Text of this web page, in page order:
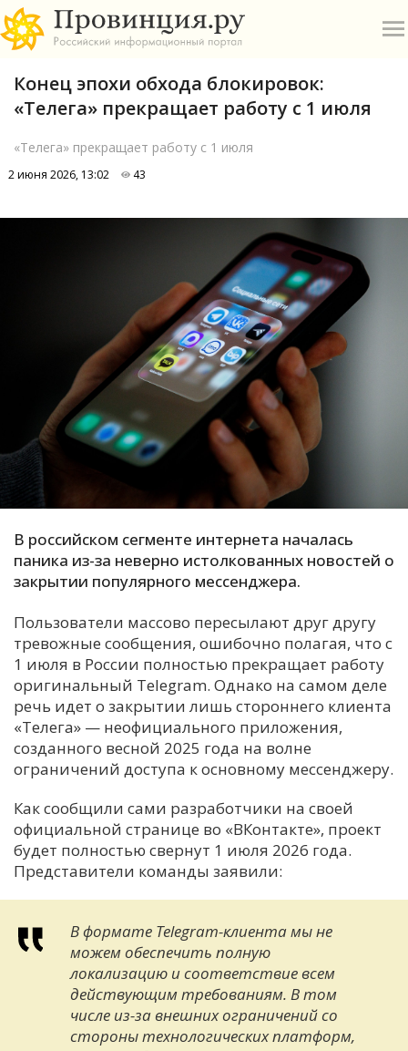
В
Е
И
К
М
Н
П
Р
С
Т
У
Х
Ч
Я
Конец эпохи обхода блокировок:
«Телега» прекращает работу с 1 июля
«Телега» прекращает работу с 1 июля
2 июня 2026, 13:02 43
В российском сегменте интернета началась
паника из-за неверно истолкованных новостей о
закрытии популярного мессенджера.
Пользователи массово пересылают друг другу
тревожные сообщения, ошибочно полагая, что с
1 июля в России полностью прекращает работу
оригинальный Telegram. Однако на самом деле
речь идет о закрытии лишь стороннего клиента
«Телега» — неофициального приложения,
созданного весной 2025 года на волне
ограничений доступа к основному мессенджеру.
Как сообщили сами разработчики на своей
официальной странице во «ВКонтакте», проект
будет полностью свернут 1 июля 2026 года.
Представители команды заявили:
В формате Telegram-клиента мы не
можем обеспечить полную
локализацию и соответствие всем
действующим требованиям. В том
числе из-за внешних ограничений со
стороны технологических платформ,